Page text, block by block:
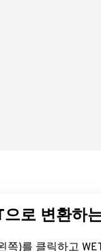
으로 변환하
쪽)를 클릭하고